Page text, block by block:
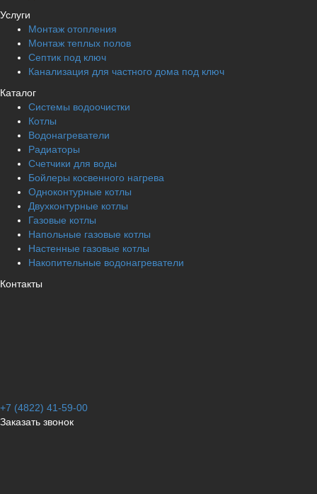
Услуги
Монтаж отопления
Монтаж теплых полов
Септик под ключ
Канализация для частного дома под ключ
Каталог
Системы водоочистки
Котлы
Водонагреватели
Радиаторы
Cчетчики для воды
Бойлеры косвенного нагрева
Одноконтурные котлы
Двухконтурные котлы
Газовые котлы
Напольные газовые котлы
Настенные газовые котлы
Накопительные водонагреватели
Контакты
+7 (4822) 41-59-00
Заказать звонок